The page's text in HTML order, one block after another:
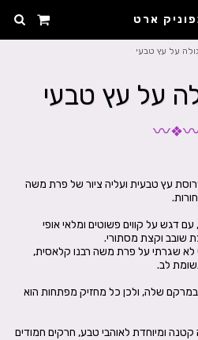
ארט
על עץ טבעי
על עץ טבעי
❖
〰
עץ טבעית ועליה ציור של פרת משה
דגש על קווים פשוטים ומלאי אופי
לא שגרתי על פרת משה רבנו קלאסית,
שלה, ולכן כל מחזיק מפתחות הוא
ומיוחדת לאוהבי טבע, חרקים חמודים